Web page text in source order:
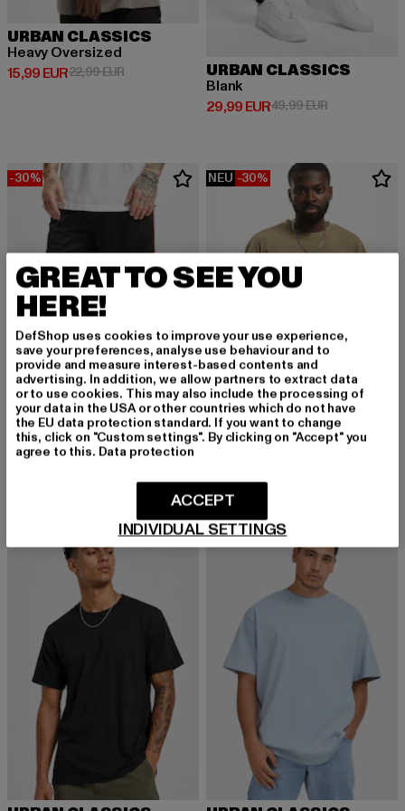
URBAN CLASSICS
Heavy Oversized
15,99 EUR
Derzeitiger Preis: 15,99 EUR
22,99 EURAktionspreis: 22,99 EURURBAN CLASSICS
Blank
29,99 EUR
Derzeitiger Preis: 29,99 EUR
49,99 EURAktionspreis:
-30%
URBAN CLASSICS
Stripes Mesh Shorts
Derzeitiger Preis: 20,99 EURAktionspreis: 29,99 EUR
NEU -30%
URBAN CLASSICS
Heavy Oversized
NEU -30%
GREAT TO SEE YOU
HERE!
DefShop uses cookies to improve your use experience,
save your preferences, analyse use behaviour and to
provide and measure interest-based contents and
advertising. In addition, we allow partners to extract data
or to use cookies. This may also include the processing of
your data in the USA or other countries which do not have
the EU data protection standard. If you want to change
this, click on "Custom settings". By clicking on "Accept" you
agree to this. Data protection
INDIVIDUAL SETTINGS
ACCEPT